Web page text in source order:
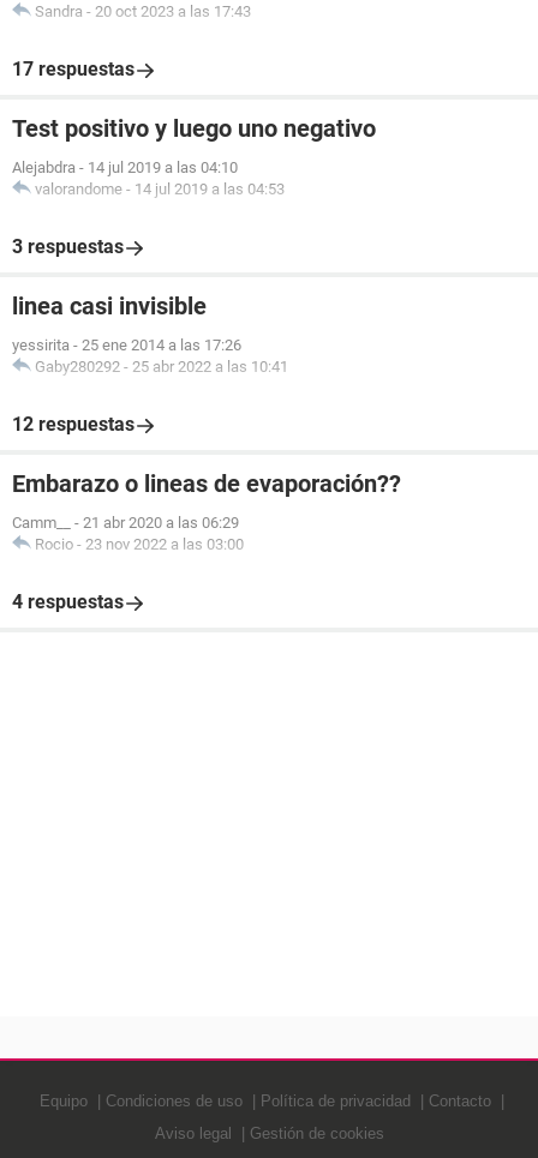
Sandra - 20 oct 2023 a las 17:43
17 respuestas
Test positivo y luego uno negativo
Alejabdra - 14 jul 2019 a las 04:10
valorandome - 14 jul 2019 a las 04:53
3 respuestas
linea casi invisible
yessirita - 25 ene 2014 a las 17:26
Gaby280292 - 25 abr 2022 a las 10:41
12 respuestas
Embarazo o lineas de evaporación??
Camm__ - 21 abr 2020 a las 06:29
Rocio - 23 nov 2022 a las 03:00
4 respuestas
Equipo Condiciones de uso Política de privacidad
Contacto
Aviso legal
Gestión de cookies